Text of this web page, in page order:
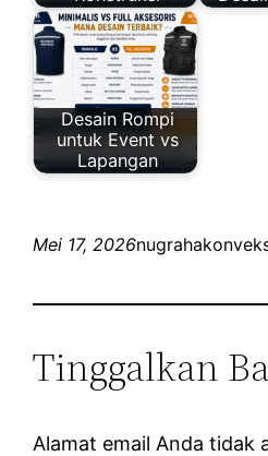
Desain Rompi
untuk Event vs
Lapangan
Mei 17, 2026
Tinggalkan
Alamat email Anda tidak